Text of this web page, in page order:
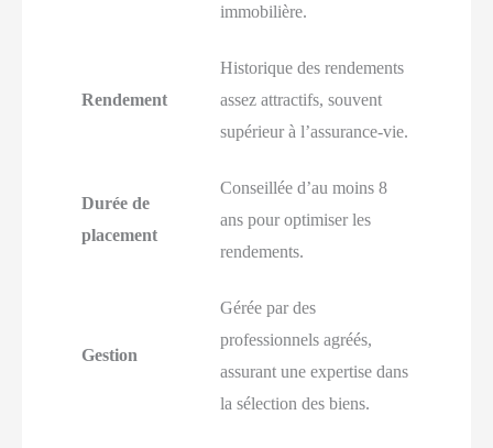
immobilière.
Rendement
Historique des rendements
assez attractifs, souvent
supérieur à l’assurance-vie.
Durée de
placement
Conseillée d’au moins 8
ans pour optimiser les
rendements.
Gestion
Gérée par des
professionnels agréés,
assurant une expertise dans
la sélection des biens.